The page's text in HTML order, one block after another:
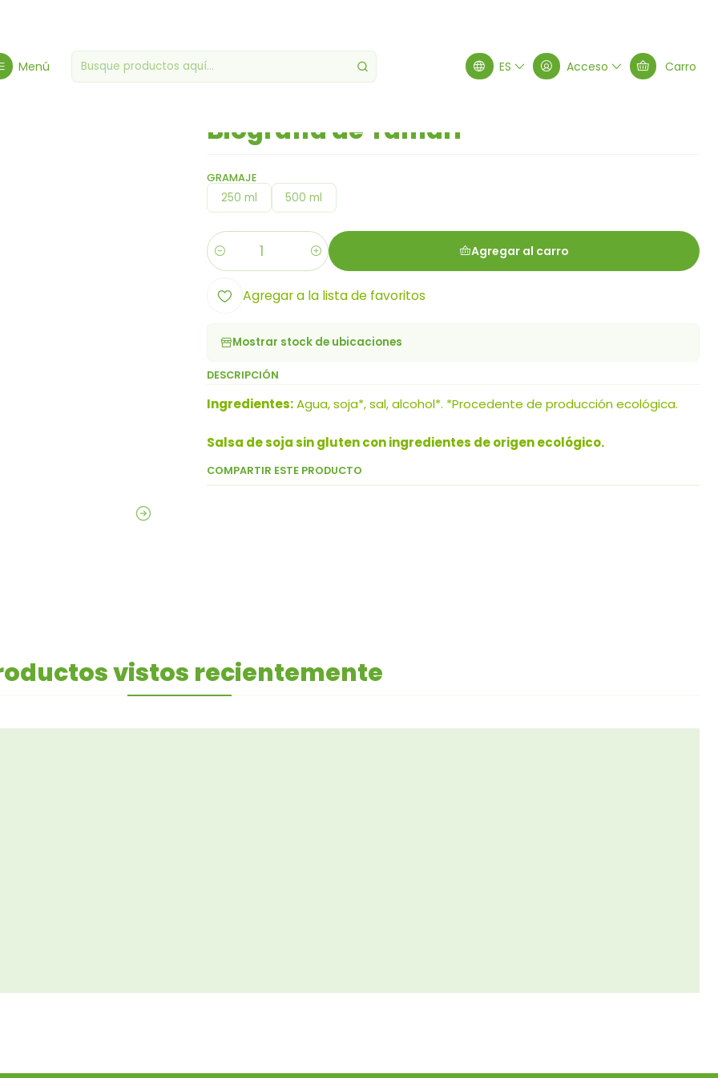
Menú ES Acceso Carro
Biografía de Tamari
GRAMAJE
250 ml 500 ml
Cantidad Agregar al carro
Agregar a la lista de favoritos
Mostrar stock de ubicaciones
DESCRIPCIÓN
Ingredientes:Agua, soja*, sal, alcohol*. *Procedente de producción ecológica.
Salsa de soja sin gluten con ingredientes de origen ecológico.
COMPARTIR ESTE PRODUCTO
vistos recientemente